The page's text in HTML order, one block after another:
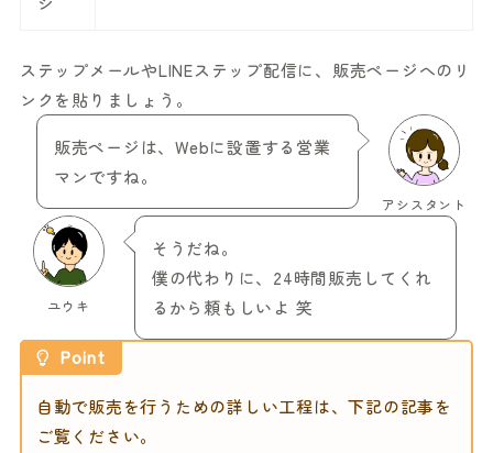
ステップメールやLINEステップ配信に、販売ページへのリ
ンクを貼りましょう。
アシスタント
販売ページは、Webに設置する営業
マンですね。
ユウキ
そうだね。
僕の代わりに、24時間販売してくれ
るから頼もしいよ 笑
Point
自動で販売を行うための詳しい工程は、下記の記事を
ご覧ください。